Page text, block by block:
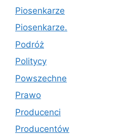
Piosenkarze
Piosenkarze.
Podróż
Politycy
Powszechne
Prawo
Producenci
Producentów